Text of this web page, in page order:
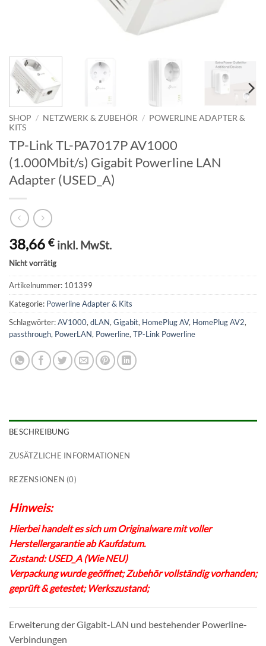
SHOP / NETZWERK & ZUBEHÖR / POWERLINE ADAPTER &
KITS
TP-Link TL-PA7017P AV1000
(1.000Mbit/s) Gigabit Powerline LAN
Adapter (USED_A)
38,66 € inkl. MwSt.
Nicht vorrätig
Artikelnummer: 101399
Kategorie: Powerline Adapter & Kits
Schlagwörter:AV1000, dLAN, Gigabit, HomePlug AV, HomePlug AV2,
passthrough, PowerLAN, Powerline, TP-Link Powerline
BESCHREIBUNG
ZUSÄTZLICHE INFORMATIONEN
REZENSIONEN (0)
Hinweis:
Hierbei handelt es sich um Originalware mit voller
Herstellergarantie ab Kaufdatum.
Zustand: USED_A (Wie NEU)
Verpackung wurde geöffnet; Zubehör vollständig vorhanden;
geprüft & getestet; Werkszustand;
Erweiterung der Gigabit-LAN und bestehender Powerline-
Verbindungen